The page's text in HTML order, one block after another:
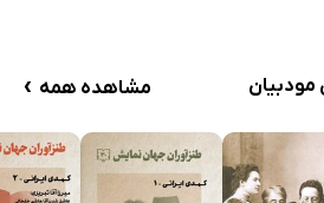
مشاهده همه ›